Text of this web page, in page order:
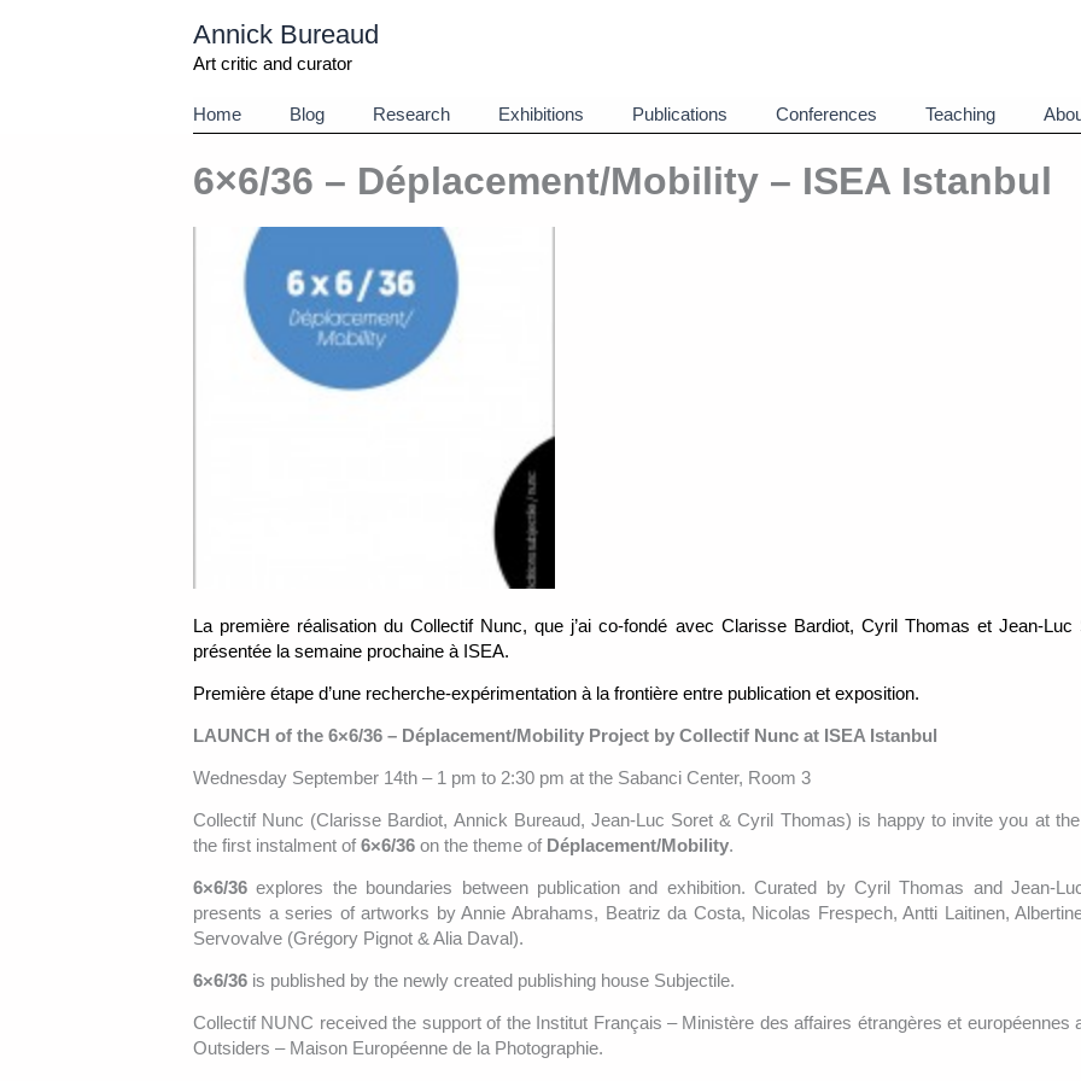
Annick Bureaud
Art critic and curator
Home Blog Research Exhibitions Publications Conferences Teaching
6×6/36 – Déplacement/Mobility – ISEA Istanbul
La première réalisation du Collectif Nunc, que j’ai co-fondé avec Clarisse Bardiot, Cyril Thomas et Jean-Luc
présentée la semaine prochaine à ISEA.
Première étape d’une recherche-expérimentation à la frontière entre publication et exposition.
LAUNCH of the 6×6/36 – Déplacement/Mobility Project by Collectif Nunc at ISEA Istanbul
Wednesday September 14th – 1 pm to 2:30 pm at the Sabanci Center, Room 3
Collectif Nunc (Clarisse Bardiot, Annick Bureaud, Jean-Luc Soret & Cyril Thomas) is happy to invite you at
the first instalment of 6×6/36 on the theme of Déplacement/Mobility.
6×6/36 explores the boundaries between publication and exhibition. Curated by Cyril Thomas and Jean-
presents a series of artworks by Annie Abrahams, Beatriz da Costa, Nicolas Frespech, Antti Laitinen,
Servovalve (Grégory Pignot & Alia Daval).
6×6/36 is published by the newly created publishing house Subjectile.
Collectif NUNC received the support of the Institut Français – Ministère des affaires étrangères et européennes
Outsiders – Maison Européenne de la Photographie.